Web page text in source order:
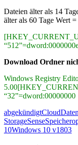
Dateien älter als 14
älter als 60 Tage Wert
Download Ordner
Windows Registry
“32”=dword:00000000
abgekündigtCloud
StorageSense
10Windows 10 v1803